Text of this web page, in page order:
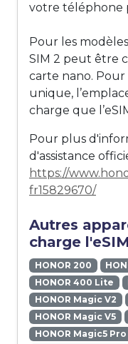
votre téléphone
Pour les
SIM 2 peut être
carte nano. Pour
unique,
charge que
Pour plus
d'assistance
https://
fr15829670/
Autres
charge
HONOR 200
HONOR 400 Lite
HONOR Magic V2
HONOR Magic V5
HONOR Magic5 Pro